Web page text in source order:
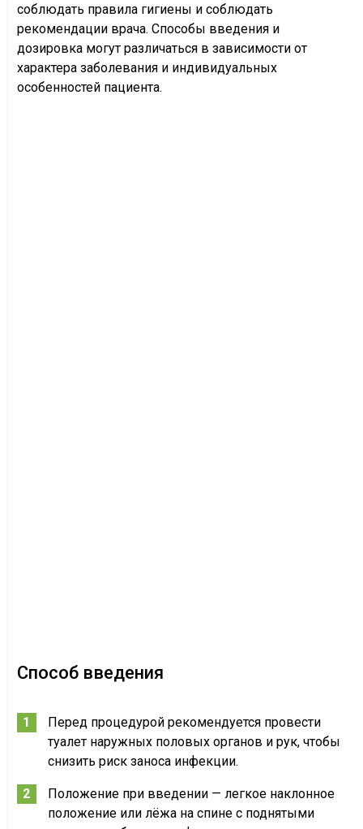
соблюдать правила гигиены и соблюдать
рекомендации врача. Способы введения и
дозировка могут различаться в зависимости от
характера заболевания и индивидуальных
особенностей пациента.
Способ введения
Перед процедурой рекомендуется провести
туалет наружных половых органов и рук, чтобы
снизить риск заноса инфекции.
Положение при введении — легкое наклонное
положение или лёжа на спине с поднятыми